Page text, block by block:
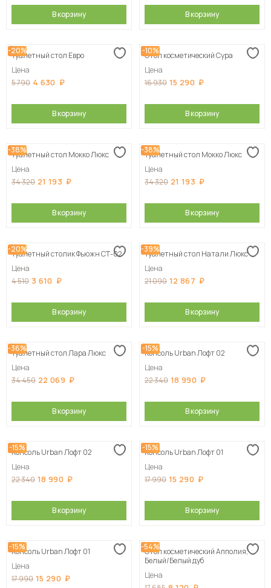
В корзину В корзину
-20%
Туалетный стол Евро
Цена
5 790 4 630
В корзину
-10%
Стол косметический Сура
Цена
16 930 15 290
В корзину
-38%
Туалетный стол Мокко Люкс
Цена
34 320 21 193
В корзину
-38%
Туалетный стол Мокко Люкс
Цена
34 320 21 193
В корзину
-20%
Туалетный столик Фьюжн СТ-02
Цена
4 510 3 610
В корзину
-39%
Туалетный стол Натали Люкс
Цена
21 090 12 867
В корзину
-36%
Туалетный стол Лара Люкс
Цена
34 450 22 069
В корзину
-15%
Консоль Urban Лофт 02
Цена
22 340 18 990
В корзину
-15%
Консоль Urban Лофт 02
Цена
22 340 18 990
В корзину
-15%
Консоль Urban Лофт 01
Цена
17 990 15 290
В корзину
-15%
Консоль Urban Лофт 01
Цена
17 990 15 290
-54%
Стол косметический Апполия,
Белый/Белый дуб
Цена